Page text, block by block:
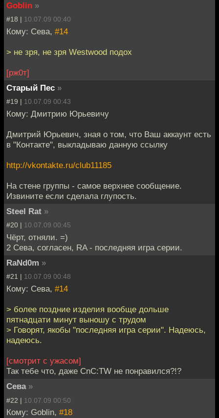
Goblin »
#18 | 10.07.09 00:40
Кому: Сева, #14
> не зря, не зря Westwood подох
[рж0т]
Старый Пес »
#19 | 10.07.09 00:43
Кому: Дмитрию Юрьевичу
Дмитрий Юрьевич, зная о том, что Ваш аккаунт есть
в "Контакте", выкладываю данную ссылку
http://vkontakte.ru/club11185
На стене группы - самое верхнее сообщение.
Извините если сделала глупость.
Steel Rat »
#20 | 10.07.09 00:45
Чёрт, отняли. =)
2 Сева, согласен, RA - последняя игра серии.
RaNd0m »
#21 | 10.07.09 00:48
Кому: Сева, #14
> более поздние изделия вообще дольше
пятнадцати минут выношу с трудом
> Говорят, якобы "последняя игра серии". Надеюсь,
надеюсь.
[смотрит с ужасом]
Так тебе что, даже CnC:TW не понравился?!?
Сева »
#22 | 10.07.09 00:50
Кому: Goblin, #18